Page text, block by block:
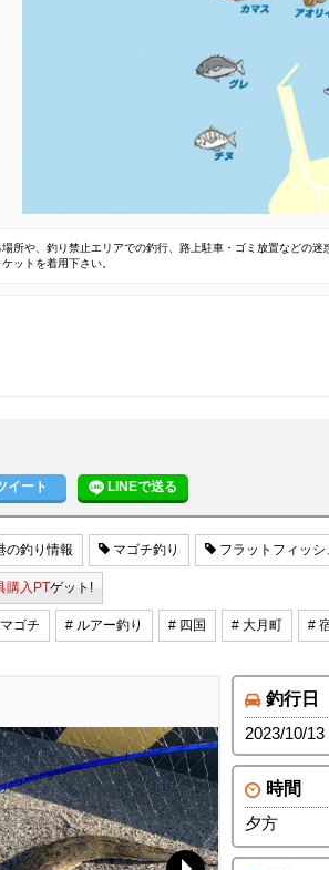
所や、釣り禁止エリアでの釣行、路上駐車・ゴミ放置などの迷
ットを着用下さい。
イート LINEで送る
の釣り情報 マゴチ釣り フラットフィッシ
購入PTゲット!
ゴチ # ルアー釣り # 四国 # 大月町 #
釣行日
2023/10/13
時間
夕方